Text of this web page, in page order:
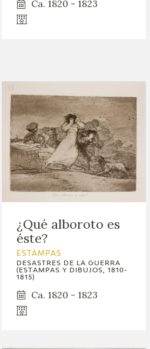
Ca. 1820 - 1823
¿Qué alboroto es
éste?
ESTAMPAS
DESASTRES DE LA GUERRA
(ESTAMPAS Y DIBUJOS, 1810-
1815)
Ca. 1820 - 1823